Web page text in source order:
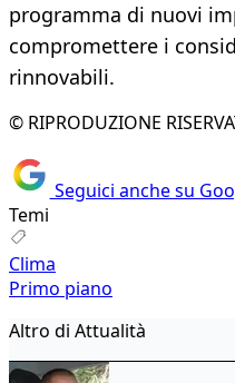
programma di nuovi
compromettere i
rinnovabili.
© RIPRODUZIONE
Seguici anche su
Temi
Clima
Primo piano
Altro di Attualità